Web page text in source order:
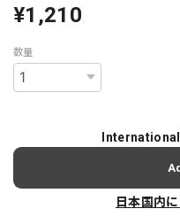
¥1,210
数量
日本国内